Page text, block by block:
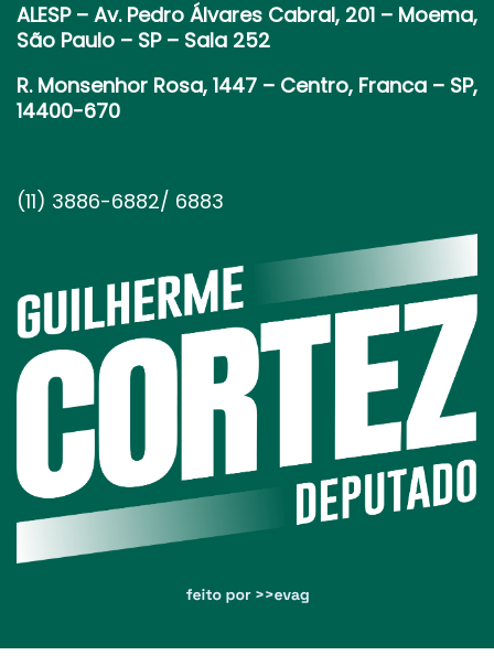
ALESP – Av. Pedro Álvares Cabral, 201 – Moema,
São Paulo – SP – Sala 252
R. Monsenhor Rosa, 1447 – Centro, Franca – SP,
14400-670
(11) 3886-6882/ 6883